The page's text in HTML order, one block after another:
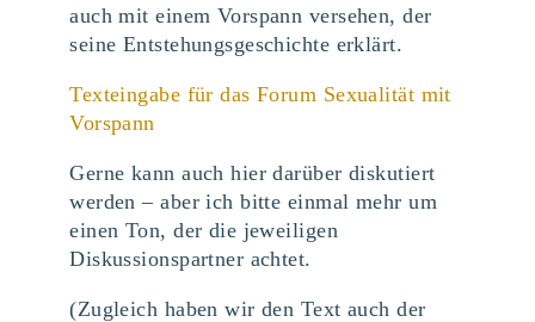
auch mit einem Vorspann versehen, der
seine Entstehungsgeschichte erklärt.
Texteingabe für das Forum Sexualität mit
Vorspann
Gerne kann auch hier darüber diskutiert
werden – aber ich bitte einmal mehr um
einen Ton, der die jeweiligen
Diskussionspartner achtet.
(Zugleich haben wir den Text auch der